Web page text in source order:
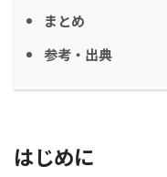
まとめ
参考・出典
はじめに